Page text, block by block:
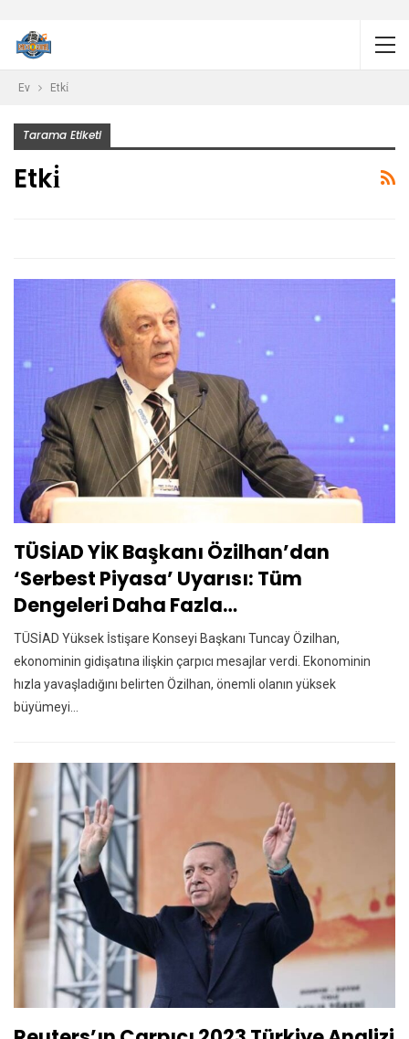
Ev Etki̇
Tarama Etiketi
Etki̇
TÜSİAD YİK Başkanı Özilhan’dan
‘serbest Piyasa’ Uyarısı: Tüm
Dengeleri Daha Fazla…
TÜSİAD Yüksek İstişare Konseyi Başkanı Tuncay Özilhan,
ekonominin gidişatına ilişkin çarpıcı mesajlar verdi. Ekonominin
hızla yavaşladığını belirten Özilhan, önemli olanın yüksek
büyümeyi…